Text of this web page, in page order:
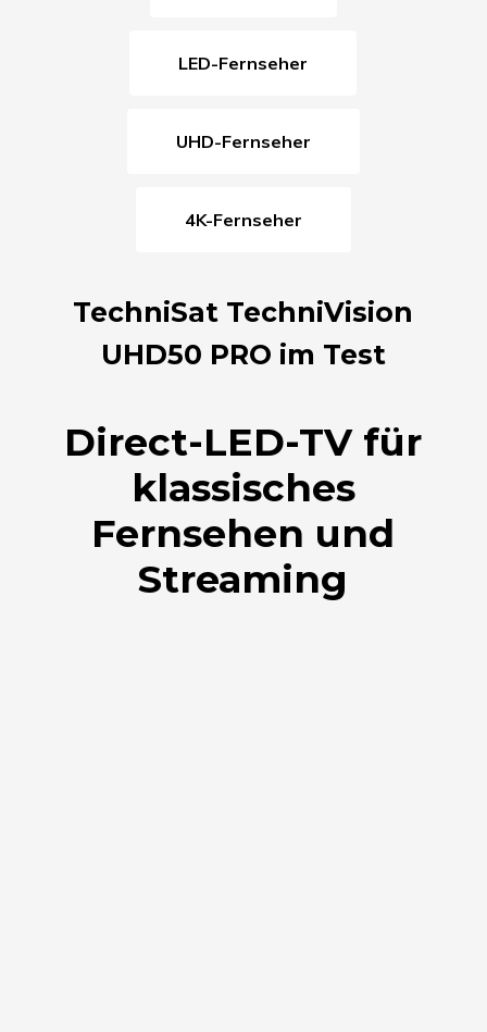
LED-Fernseher
UHD-Fernseher
4K-Fernseher
TechniSat TechniVision
UHD50 PRO im Test
Direct-LED-TV für
klassisches
Fernsehen und
Streaming